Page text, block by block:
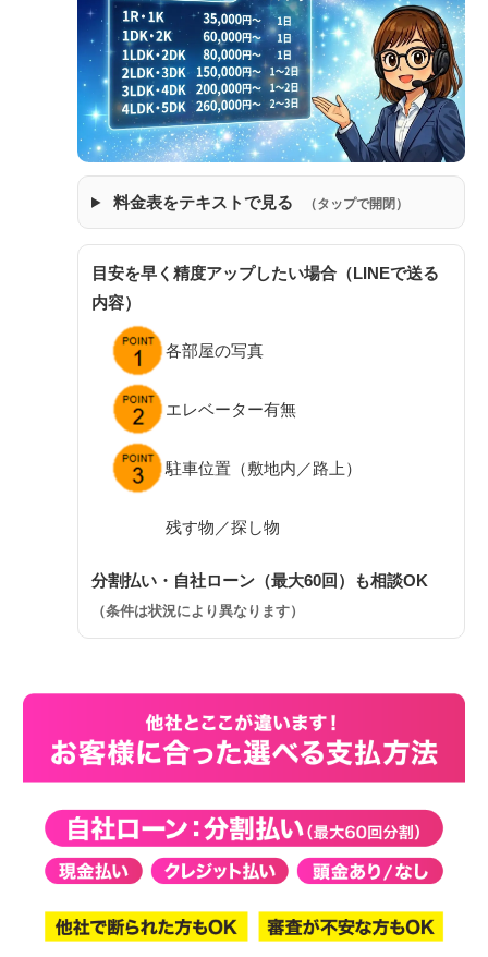
料金表をテキストで見る （タップで開閉）
目安を早く精度アップしたい場合（LINEで送る
内容）
各部屋の写真
エレベーター有無
駐車位置（敷地内／路上）
残す物／探し物
分割払い・自社ローン（最大60回）も相談OK
（条件は状況により異なります）